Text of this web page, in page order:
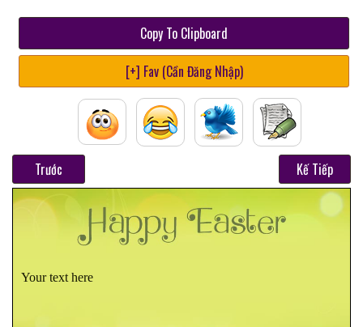
Copy To Clipboard
[+] Fav (Cần Đăng Nhập)
Trước Kế Tiếp
Your text here